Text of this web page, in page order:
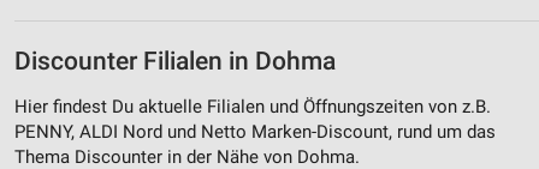
Discounter Filialen in Dohma
Hier findest Du aktuelle Filialen und Öffnungszeiten von z.B.
PENNY, ALDI Nord und Netto Marken-Discount, rund um das
Thema Discounter in der Nähe von Dohma.